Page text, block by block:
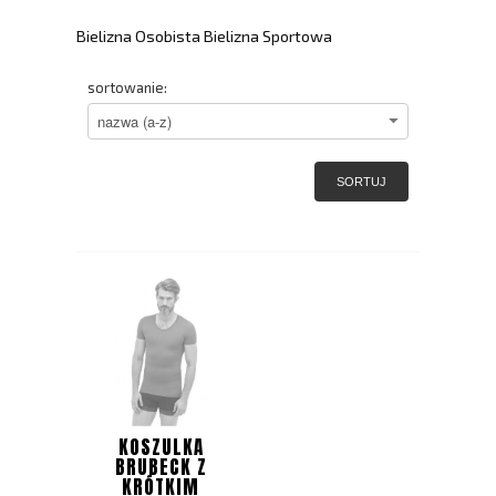
Bielizna Osobista Bielizna Sportowa
sortowanie:
SORTUJ
KOSZULKA
BRUBECK Z
KRÓTKIM